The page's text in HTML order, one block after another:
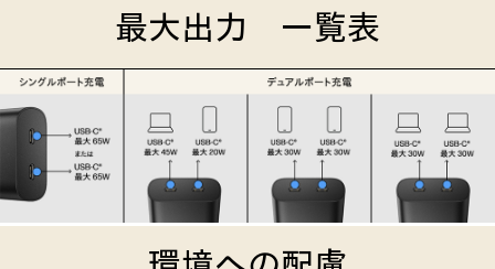
最大出力 一覧表